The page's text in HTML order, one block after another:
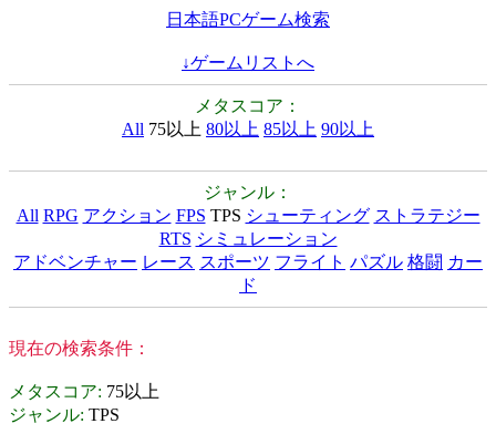
日本語PCゲーム検索
↓ゲームリストへ
メタスコア：
All 75以上 80以上 85以上 90以上
ジャンル：
All RPG アクション FPS TPS シューティング ストラテジー
RTS シミュレーション
アドベンチャー レース スポーツ フライト パズル 格闘 カー
ド
現在の検索条件：
メタスコア: 75以上
ジャンル: TPS